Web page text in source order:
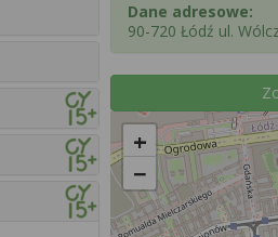
Dane adresowe:
90-720 Łódź ul.
+
−